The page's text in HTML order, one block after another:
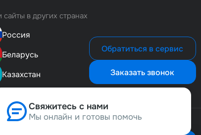
в других странах
Россия
Беларусь
Казахстан
Обратиться в сервис
Заказать звонок
Свяжитесь с нами
Мы онлайн и готовы помочь